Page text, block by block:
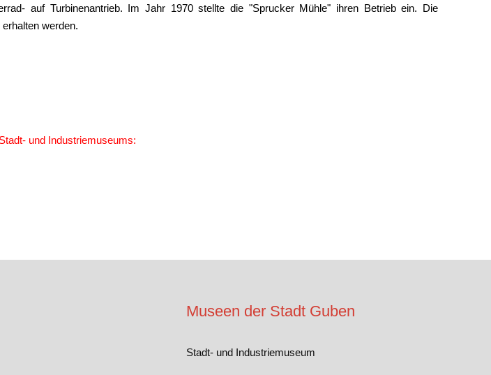
auf Turbinenantrieb. Im Jahr 1970 stellte die "Sprucker Mühle" ihren Betrieb ein. Die
werden.
und Industriemuseums:
Museen der Stadt Guben
Stadt- und Industriemuseum